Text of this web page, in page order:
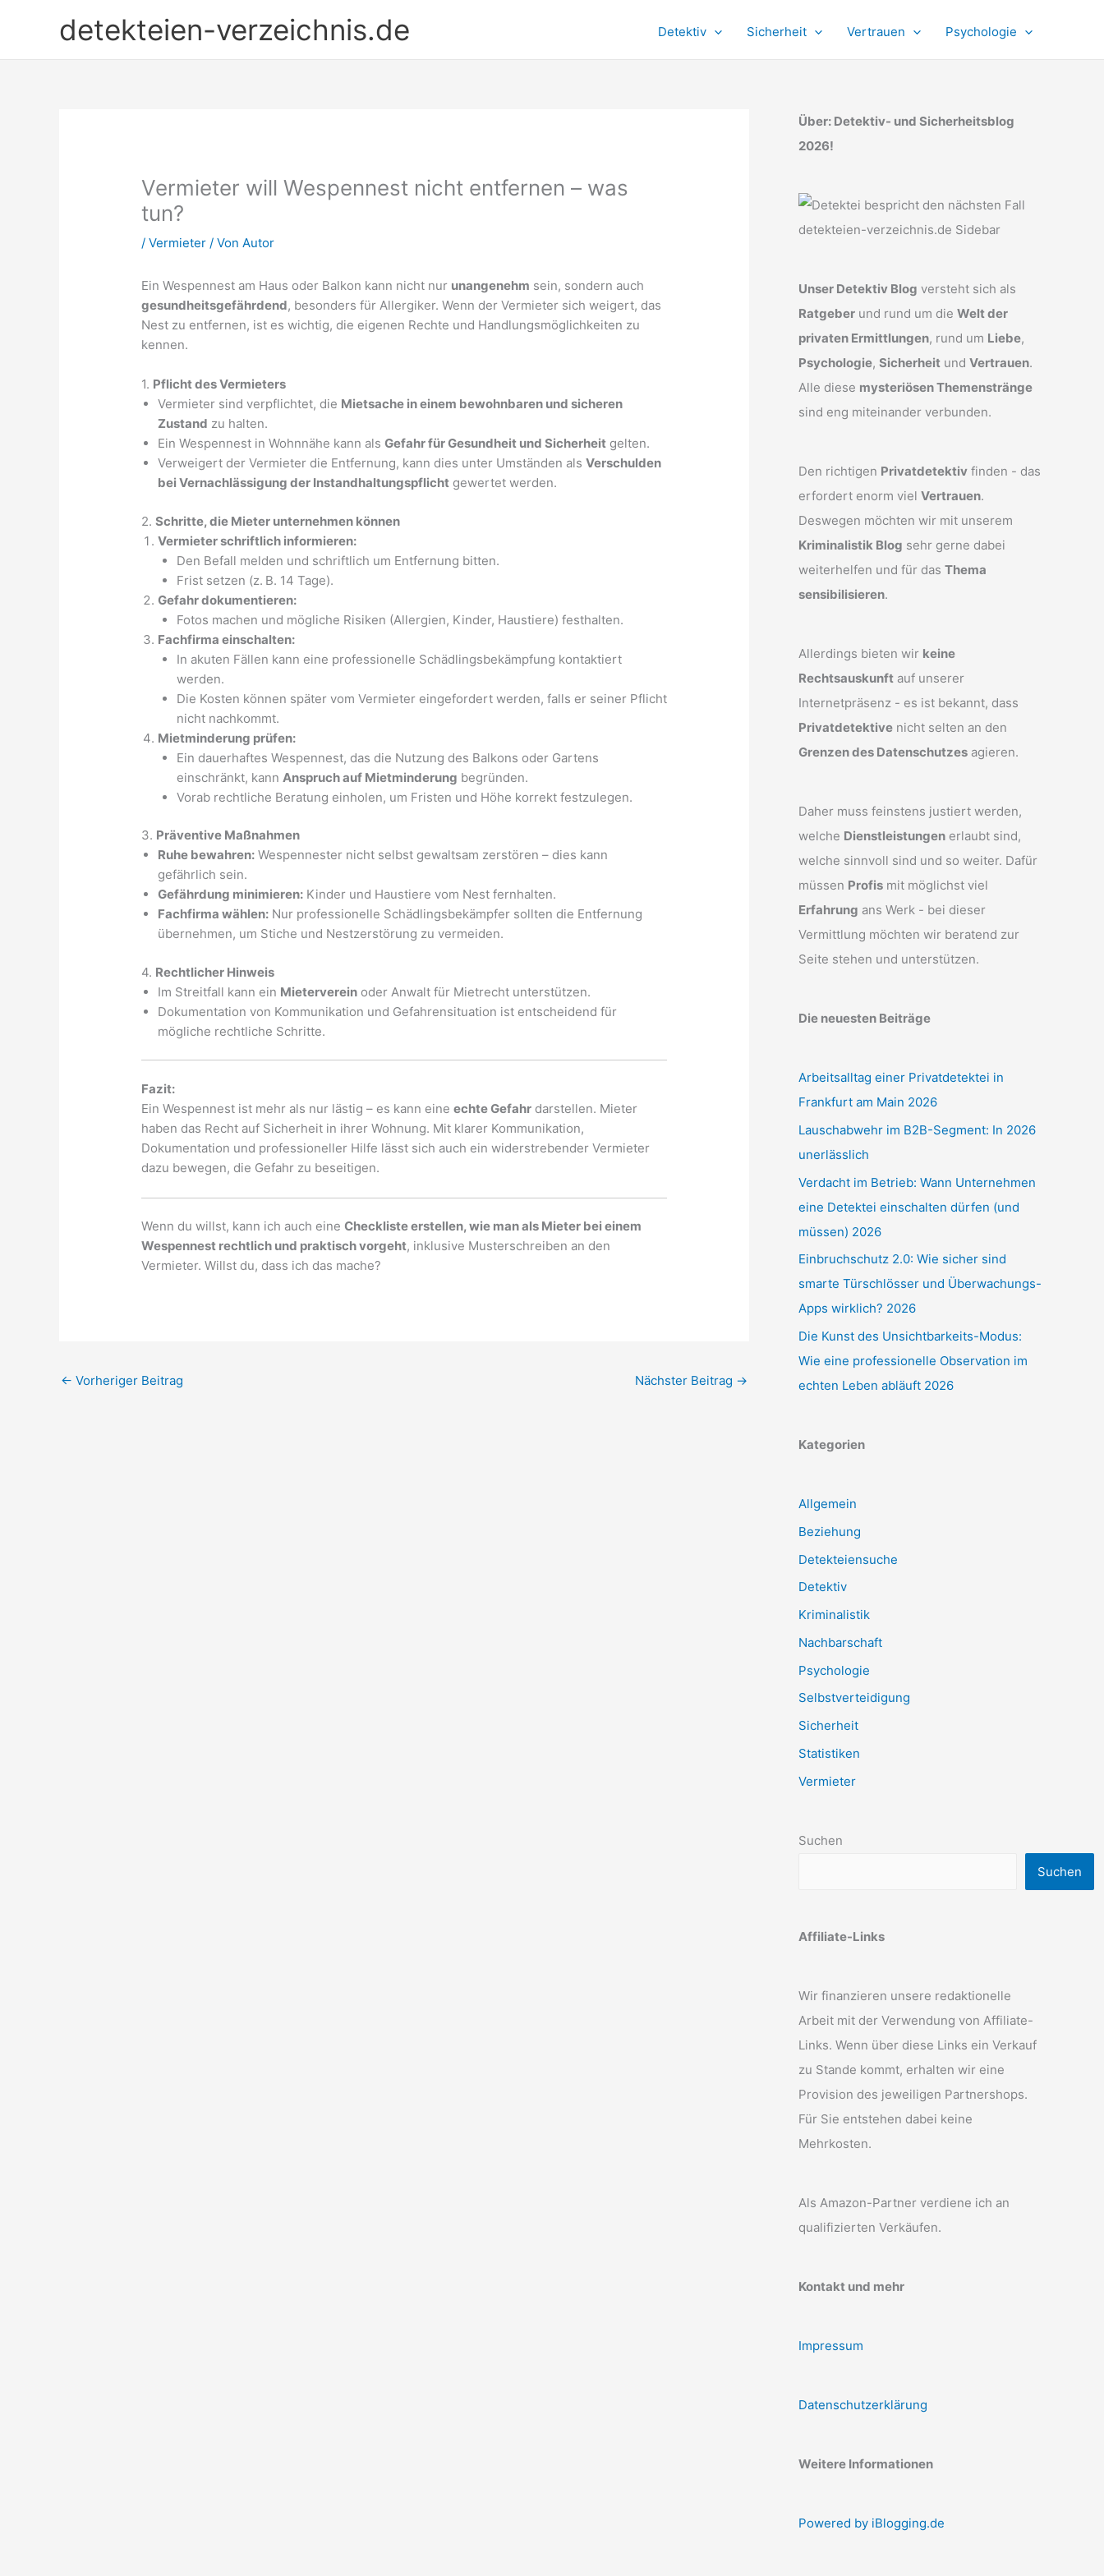
detekteien-verzeichnis.de Detektiv Sicherheit Vertrauen Psychologie
Vermieter will Wespennest nicht entfernen – was
tun?
/Vermieter / VonAutor
Ein Wespennest am Haus oder Balkon kann nicht nur unangenehm sein, sondern auch
gesundheitsgefährdend, besonders für Allergiker. Wenn der Vermieter sich weigert, das
Nest zu entfernen, ist es wichtig, die eigenen Rechte und Handlungsmöglichkeiten zu
kennen.
1. Pflicht des Vermieters
Vermieter sind verpflichtet, die Mietsache in einem bewohnbaren und sicheren
Zustand zu halten.
Ein Wespennest in Wohnnähe kann alsGefahr für Gesundheit und Sicherheit gelten.
Verweigert der Vermieter die Entfernung, kann dies unter Umständen alsVerschulden
bei Vernachlässigung der Instandhaltungspflicht gewertet werden.
2.Schritte, die Mieter unternehmen können
Vermieter schriftlich informieren:
Den Befall melden und schriftlich um Entfernung bitten.
Frist setzen (z. B. 14 Tage).
Gefahr dokumentieren:
Fotos machen und mögliche Risiken (Allergien, Kinder, Haustiere) festhalten.
Fachfirma einschalten:
In akuten Fällen kann eine professionelle Schädlingsbekämpfung kontaktiert
werden.
Die Kosten können später vom Vermieter eingefordert werden, falls er seiner Pflicht
nicht nachkommt.
Mietminderung prüfen:
Ein dauerhaftes Wespennest, das die Nutzung des Balkons oder Gartens
einschränkt, kann Anspruch auf Mietminderung begründen.
Vorab rechtliche Beratung einholen, um Fristen und Höhe korrekt festzulegen.
3. Präventive Maßnahmen
Ruhe bewahren: Wespennester nicht selbst gewaltsam zerstören – dies kann
gefährlich sein.
Gefährdung minimieren: Kinder und Haustiere vom Nest fernhalten.
Fachfirma wählen: Nur professionelle Schädlingsbekämpfer sollten die Entfernung
übernehmen, um Stiche und Nestzerstörung zu vermeiden.
4. Rechtlicher Hinweis
Im Streitfall kann ein Mieterverein oder Anwalt für Mietrecht unterstützen.
Dokumentation von Kommunikation und Gefahrensituation ist entscheidend für
mögliche rechtliche Schritte.
Fazit:
Ein Wespennest ist mehr als nur lästig – es kann eineechte Gefahr darstellen. Mieter
haben das Recht auf Sicherheit in ihrer Wohnung. Mit klarer Kommunikation,
Dokumentation und professioneller Hilfe lässt sich auch ein widerstrebender Vermieter
dazu bewegen, die Gefahr zu beseitigen.
Wenn du willst, kann ich auch eineCheckliste erstellen, wie man als Mieter bei einem
Wespennest rechtlich und praktisch vorgeht, inklusive Musterschreiben an den
Vermieter. Willst du, dass ich das mache?
← Vorheriger Beitrag Nächster Beitrag →
Über: Detektiv- und Sicherheitsblog
2026!
Unser Detektiv Blog versteht sich als
Ratgeber und rund um die Welt der
privaten Ermittlungen, rund um Liebe,
Psychologie, Sicherheit und Vertrauen.
Alle diese mysteriösen Themenstränge
sind eng miteinander verbunden.
Den richtigen Privatdetektiv finden - das
erfordert enorm viel Vertrauen.
Deswegen möchten wir mit unserem
Kriminalistik Blog sehr gerne dabei
weiterhelfen und für das Thema
sensibilisieren.
Allerdings bieten wir keine
Rechtsauskunft auf unserer
Internetpräsenz - es ist bekannt, dass
Privatdetektive nicht selten an den
Grenzen des Datenschutzes agieren.
Daher muss feinstens justiert werden,
welche Dienstleistungen erlaubt sind,
welche sinnvoll sind und so weiter. Dafür
müssen Profis mit möglichst viel
Erfahrung ans Werk - bei dieser
Vermittlung möchten wir beratend zur
Seite stehen und unterstützen.
Die neuesten Beiträge
Arbeitsalltag einer Privatdetektei in
Frankfurt am Main 2026
Lauschabwehr im B2B-Segment: In 2026
unerlässlich
Verdacht im Betrieb: Wann Unternehmen
eine Detektei einschalten dürfen (und
müssen) 2026
Einbruchschutz 2.0: Wie sicher sind
smarte Türschlösser und Überwachungs-
Apps wirklich? 2026
Die Kunst des Unsichtbarkeits-Modus:
Wie eine professionelle Observation im
echten Leben abläuft 2026
Kategorien
Allgemein
Beziehung
Detekteiensuche
Detektiv
Kriminalistik
Nachbarschaft
Psychologie
Selbstverteidigung
Sicherheit
Statistiken
Vermieter
Suchen
Suchen
Affiliate-Links
Wir finanzieren unsere redaktionelle
Arbeit mit der Verwendung von Affiliate-
Links. Wenn über diese Links ein Verkauf
zu Stande kommt, erhalten wir eine
Provision des jeweiligen Partnershops.
Für Sie entstehen dabei keine
Mehrkosten.
Als Amazon-Partner verdiene ich an
qualifizierten Verkäufen.
Kontakt und mehr
Impressum
Datenschutzerklärung
Weitere Informationen
Powered by iBlogging.de